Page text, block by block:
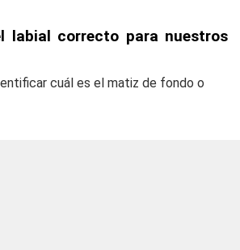
labial correcto para nuestros
cuál es el matiz de fondo o